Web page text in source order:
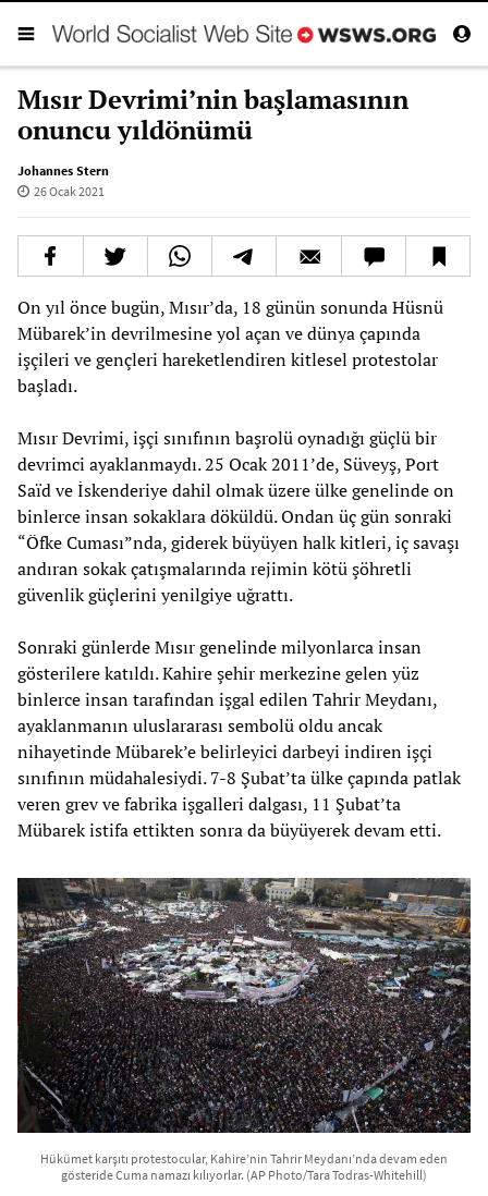
Mısır Devrimi’nin başlamasının
onuncu yıldönümü
Johannes Stern
26 Ocak 2021
On yıl önce bugün, Mısır’da, 18 günün sonunda Hüsnü
Mübarek’in devrilmesine yol açan ve dünya çapında
işçileri ve gençleri hareketlendiren kitlesel protestolar
başladı.
Mısır Devrimi, işçi sınıfının başrolü oynadığı güçlü bir
devrimci ayaklanmaydı. 25 Ocak 2011’de, Süveyş, Port
Saïd ve İskenderiye dahil olmak üzere ülke genelinde on
binlerce insan sokaklara döküldü. Ondan üç gün sonraki
“Öfke Cuması”nda, giderek büyüyen halk kitleri, iç savaşı
andıran sokak çatışmalarında rejimin kötü şöhretli
güvenlik güçlerini yenilgiye uğrattı.
Sonraki günlerde Mısır genelinde milyonlarca insan
gösterilere katıldı. Kahire şehir merkezine gelen yüz
binlerce insan tarafından işgal edilen Tahrir Meydanı,
ayaklanmanın uluslararası sembolü oldu ancak
nihayetinde Mübarek’e belirleyici darbeyi indiren işçi
sınıfının müdahalesiydi. 7-8 Şubat’ta ülke çapında patlak
veren grev ve fabrika işgalleri dalgası, 11 Şubat’ta
Mübarek istifa ettikten sonra da büyüyerek devam etti.
Hükümet karşıtı protestocular, Kahire’nin Tahrir Meydanı’nda devam eden
gösteride Cuma namazı kılıyorlar. (AP Photo/Tara Todras-Whitehill)